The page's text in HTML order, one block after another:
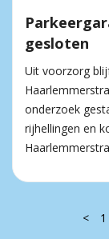
gesloten
Uit voorzorg
onderzoek
rijhellingen en
< 1